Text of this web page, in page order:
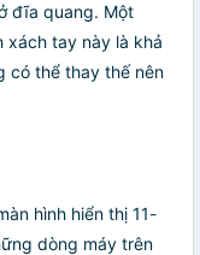
đĩa quang. Một
xách tay này là khả
có thể thay thế nên
hình hiển thị 11-
dòng máy trên